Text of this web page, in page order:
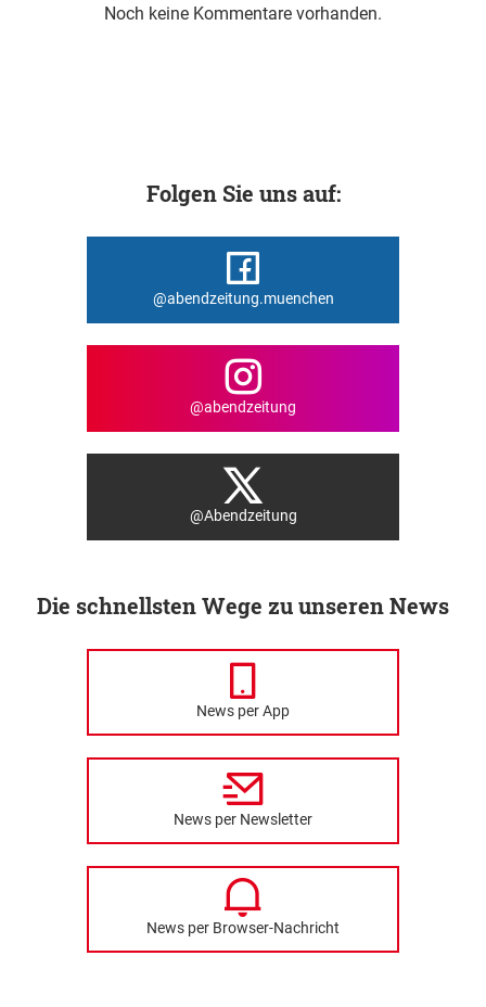
Noch keine Kommentare vorhanden.
Folgen Sie uns auf:
@abendzeitung.muenchen
@abendzeitung
@Abendzeitung
Die schnellsten Wege zu unseren News
News per App
News per Newsletter
News per Browser-Nachricht